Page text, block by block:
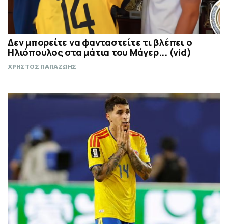
Δεν μπορείτε να φανταστείτε τι βλέπει ο
Ηλιόπουλος στα μάτια του Μάγερ... (vid)
ΧΡΗΣΤΟΣ ΠΑΠΑΖΩΗΣ